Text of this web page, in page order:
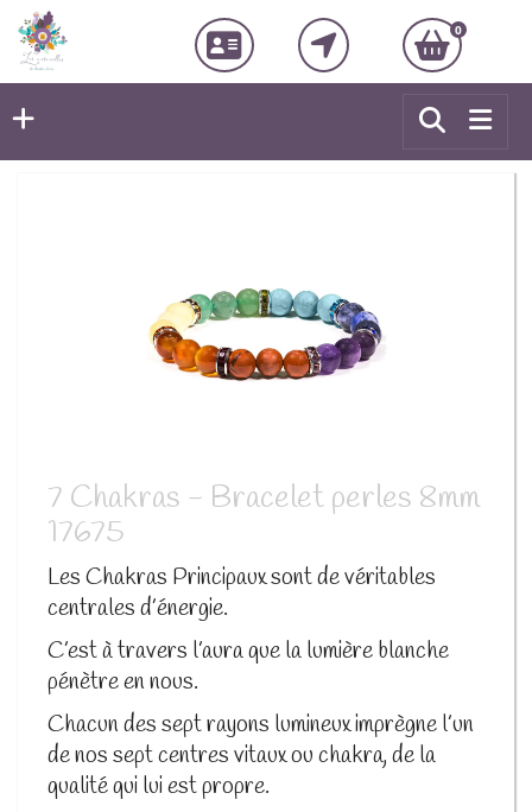
0
7 Chakras - Bracelet perles 8mm
17675
Les Chakras Principaux sont de véritables
centrales d’énergie.
C’est à travers l’aura que la lumière blanche
pénètre en nous.
Chacun des sept rayons lumineux imprègne l’un
de nos sept centres vitaux ou chakra, de la
qualité qui lui est propre.